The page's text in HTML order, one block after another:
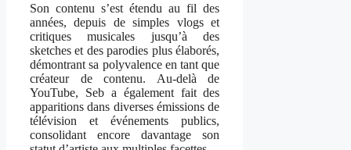
Son contenu s’est étendu au fil des
années, depuis de simples vlogs et
critiques musicales jusqu’à des
sketches et des parodies plus élaborés,
démontrant sa polyvalence en tant que
créateur de contenu. Au-delà de
YouTube, Seb a également fait des
apparitions dans diverses émissions de
télévision et événements publics,
consolidant encore davantage son